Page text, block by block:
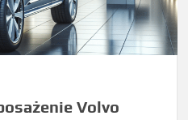
Volvo